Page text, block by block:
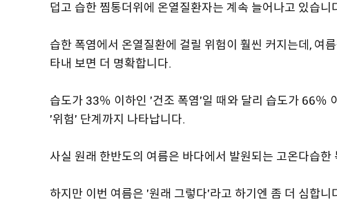
덥고 습한 찜통더위에 온열질환자는 계속 늘어나고 있습니
습한 폭염에서 온열질환에 걸릴 위험이 훨씬 커지는데, 여
타내 보면 더 명확합니다.
습도가 33％ 이하인 '건조 폭염'일 때와 달리 습도가 66％
'위험' 단계까지 나타납니다.
사실 원래 한반도의 여름은 바다에서 발원되는 고온다습
하지만 이번 여름은 '원래 그렇다'라고 하기엔 좀 더 심합니